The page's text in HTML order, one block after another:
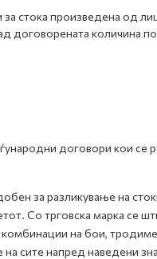
стока произведена од
договорената количина
договори кои се
за разликување на
Со трговска марка се
комбинации на бои,
сите напред наведени